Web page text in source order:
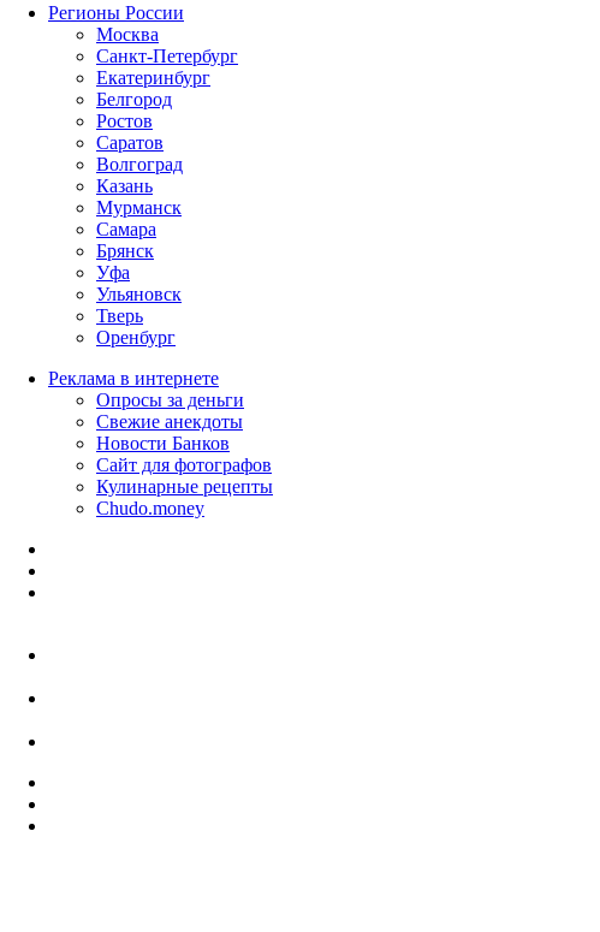
Регионы России
Москва
Санкт-Петербург
Екатеринбург
Белгород
Ростов
Саратов
Волгоград
Казань
Мурманск
Самара
Брянск
Уфа
Ульяновск
Тверь
Оренбург
Реклама в интернете
Опросы за деньги
Свежие анекдоты
Новости Банков
Сайт для фотографов
Кулинарные рецепты
Chudo.money